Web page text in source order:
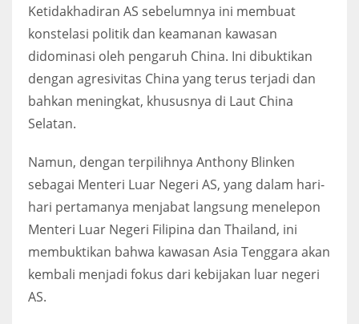
Ketidakhadiran AS sebelumnya ini membuat
konstelasi politik dan keamanan kawasan
didominasi oleh pengaruh China. Ini dibuktikan
dengan agresivitas China yang terus terjadi dan
bahkan meningkat, khususnya di Laut China
Selatan.
Namun, dengan terpilihnya Anthony Blinken
sebagai Menteri Luar Negeri AS, yang dalam hari-
hari pertamanya menjabat langsung menelepon
Menteri Luar Negeri Filipina dan Thailand, ini
membuktikan bahwa kawasan Asia Tenggara akan
kembali menjadi fokus dari kebijakan luar negeri
AS.